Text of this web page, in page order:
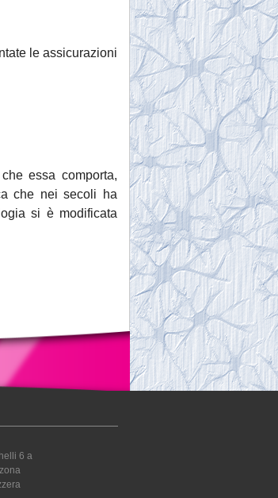
le assicurazioni
essa comporta,
che nei secoli ha
si è modificata
6 a